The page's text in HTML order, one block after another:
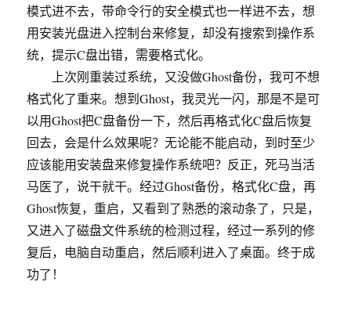
模式进不去，带命令行的安全模式也一样进不去，想
用安装光盘进入控制台来修复，却没有搜索到操作系
统，提示C盘出错，需要格式化。
上次刚重装过系统，又没做Ghost备份，我可不想
格式化了重来。想到Ghost，我灵光一闪，那是不是可
以用Ghost把C盘备份一下，然后再格式化C盘后恢复
回去，会是什么效果呢？无论能不能启动，到时至少
应该能用安装盘来修复操作系统吧？反正，死马当活
马医了，说干就干。经过Ghost备份，格式化C盘，再
Ghost恢复，重启，又看到了熟悉的滚动条了，只是，
又进入了磁盘文件系统的检测过程，经过一系列的修
复后，电脑自动重启，然后顺利进入了桌面。终于成
功了！